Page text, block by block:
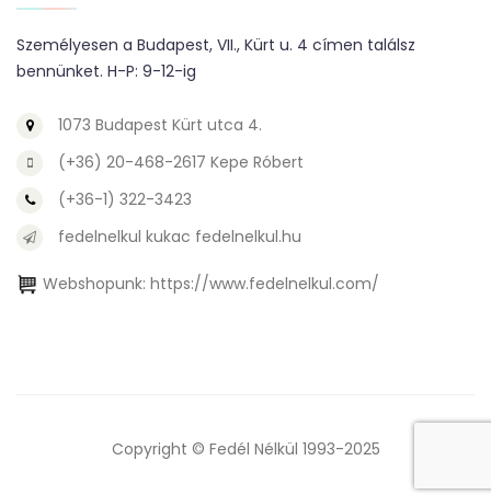
Személyesen a Budapest, VII., Kürt u. 4 címen találsz
bennünket. H-P: 9-12-ig
1073 Budapest Kürt utca 4.
(+36) 20-468-2617 Kepe Róbert
(+36-1) 322-3423
fedelnelkul kukac fedelnelkul.hu
Webshopunk: https://www.fedelnelkul.com/
Copyright © Fedél Nélkül 1993-2025